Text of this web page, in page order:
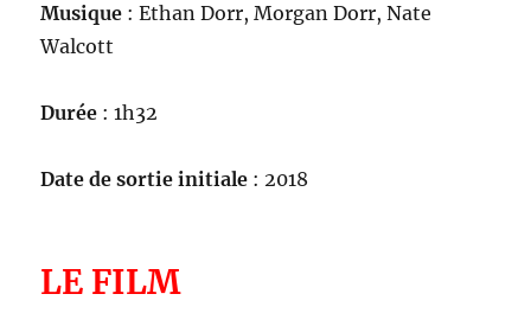
Musique : Ethan Dorr, Morgan Dorr, Nate
Walcott
Durée : 1h32
Date de sortie initiale : 2018
LE FILM